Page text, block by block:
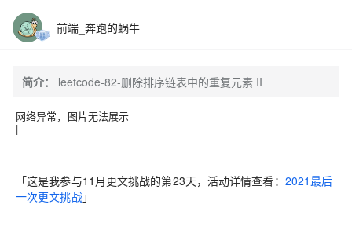
前端_奔跑的蜗牛
简介： leetcode-82-删除排序链表中的重复元素 II
网络异常，图片无法展示
|
「这是我参与11月更文挑战的第23天，活动详情查看： 2021最后
一次更文挑战」